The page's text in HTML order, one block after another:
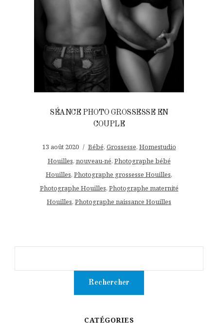
SÉANCE PHOTO GROSSESSE EN
COUPLE
13 août 2020 Bébé, Grossesse, Homestudio
Houilles, nouveau-né, Photographe bébé
Houilles, Photographe grossesse Houilles,
Photographe Houilles, Photographe maternité
Houilles, Photographe naissance Houilles
CATÉGORIES